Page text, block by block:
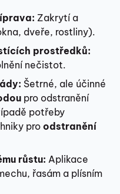
Zakrytí a
dveře, rostliny).
prostředků:
nečistot.
Šetrné, ale účinné
pro odstranění
potřeby
pro odstranění
růstu: Aplikace
řasám a plísním